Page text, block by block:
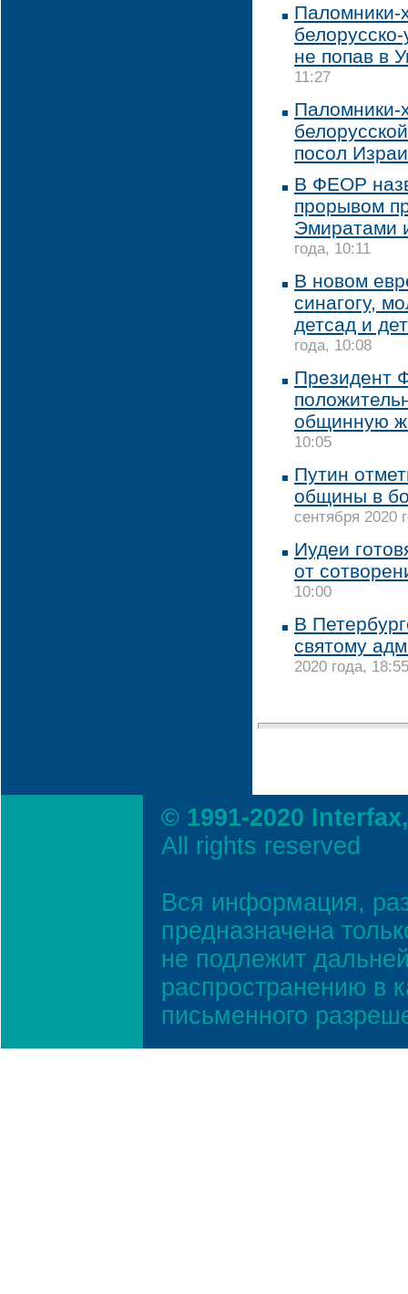
Паломники-
не попав в
11:27
Паломники-
посол
В ФЕОР
прорывом
Эмиратами
года, 10:11
В новом
синагогу,
детсад и
года, 10:08
Президент
общинную
10:05
Путин
общины в
сентября 2020
Иудеи
от
10:00
В
святому
2020 года, 18:55
© 1991-2020
All rights reserved
Вся информация,
предназначена
не подлежит
распространению в
письменного